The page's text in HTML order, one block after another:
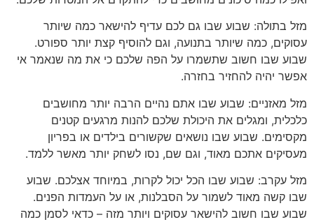
מזל בתולה: שבוע שבו גם לכם עדיף להישאר כמה שיותר
עסוקים, כמה שיותר בתנועה, וגם להוסיף קצת יותר ספורט.
שבוע שבו חשוב שתשמרו על הפה שלכם כי את מה שנאמר אי
אפשר יהיה להחזיר בחזרה.
מזל מאזניים: שבוע שבו אתם נהיים הרבה יותר מחושבים
כלכלית, ומגלים את היכולת שלכם להנות מרגעים קטנים
מקסימים. שבוע שבו נושאים שקשורים בילדים או בפריון
מעסיקים אתכם מאוד, וגם שם, נסו לשחק יותר מאשר ללמד.
מזל עקרב: שבוע שבו הכל יכול לקרות, במיוחד אצלכם. שבוע
שבו קשה מאוד לשמור על הסבלנות, או על העמדות הפנים.
שבוע שבו חשוב להישאר עסוקים ויותר מזה – כדאי לסמן כמה